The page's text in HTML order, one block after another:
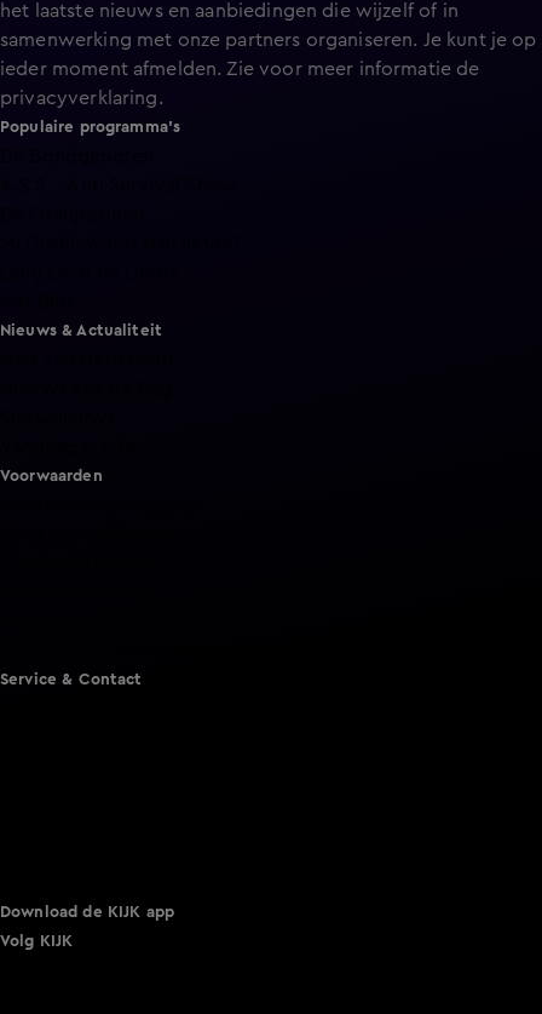
het laatste nieuws en aanbiedingen die wijzelf of in
samenwerking met onze partners organiseren. Je kunt je op
ieder moment afmelden. Zie voor meer informatie de
privacyverklaring.
Populaire programma's
Nieuws & Actualiteit
Voorwaarden
Service & Contact
Download de KIJK app
Volg KIJK